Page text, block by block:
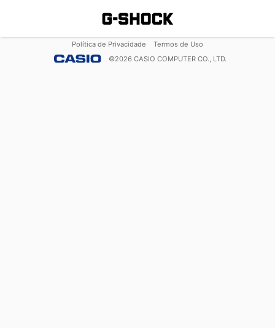
Política de Privacidade
Termos de Uso
©2026 CASIO COMPUTER CO., LTD.